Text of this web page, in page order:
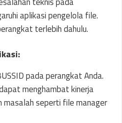
aplikasi pengelola file.
terlebih dahulu.
pada perangkat Anda.
menghambat kinerja
masalah seperti file manager